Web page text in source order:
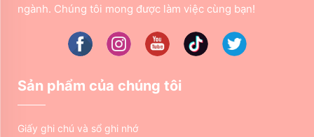
ngành. Chúng tôi mong được làm việc cùng bạn!
Sản phẩm của chúng tôi
Giấy ghi chú và sổ ghi nhớ